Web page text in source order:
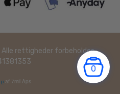
rettigheder forbeholdes.
af 7mil Aps
0